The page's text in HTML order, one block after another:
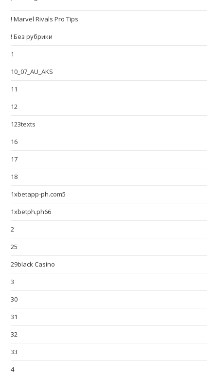
! Marvel Rivals Pro Tips
! Без рубрики
1
10_07_AU_AKS
11
12
123texts
16
17
18
1xbetapp-ph.com5
1xbetph.ph66
2
25
29black Casino
3
30
31
32
33
4